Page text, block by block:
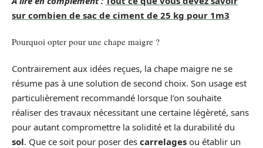
sur combien de sac de ciment de 25 kg pour 1m3
Pourquoi opter pour une chape maigre ?
Contrairement aux idées reçues, la chape maigre ne se
résume pas à une solution de second choix. Son usage est
particulièrement recommandé lorsque l’on souhaite
réaliser des travaux nécessitant une certaine légèreté, sans
pour autant compromettre la solidité et la durabilité du
sol. Que ce soit pour poser des carrelages ou établir un